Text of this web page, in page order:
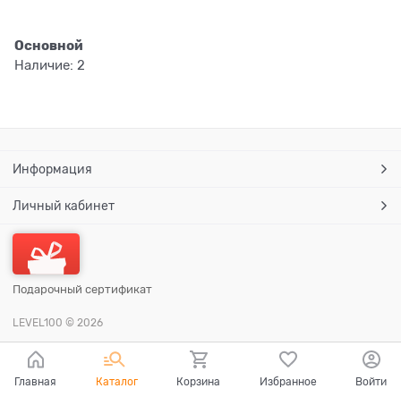
Основной
Наличие: 2
Информация
Личный кабинет
Подарочный сертификат
LEVEL100 © 2026
Главная Каталог Корзина Избранное Войти